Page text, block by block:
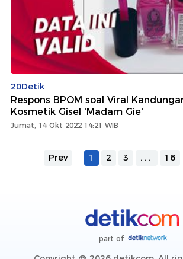
20Detik
Respons BPOM soal Viral
Kosmetik Gisel 'Madam Gie'
Jumat, 14 Okt 2022 14:21 WIB
Prev 1 2 3 ... 16
part of